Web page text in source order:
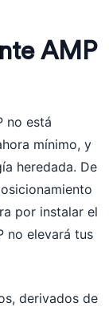
AMP
no está
mínimo, y
heredada. De
por instalar el
no elevará tus
derivados de